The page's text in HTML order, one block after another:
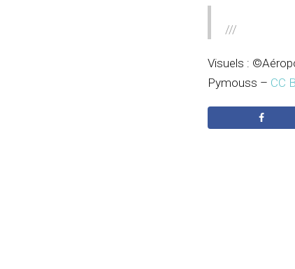
///
Visuels :
Pymouss – CC